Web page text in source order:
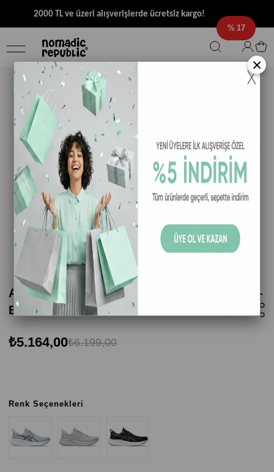
2000 TL ve üzeri alışverişlerde ücretsiz kargo!
17
Asics Gel-Pulse 16 Erkek Koşu Ayakkabısı -
Buz Mavisi
₺6.199,00
₺5.164,00
Renk Seçenekleri
×